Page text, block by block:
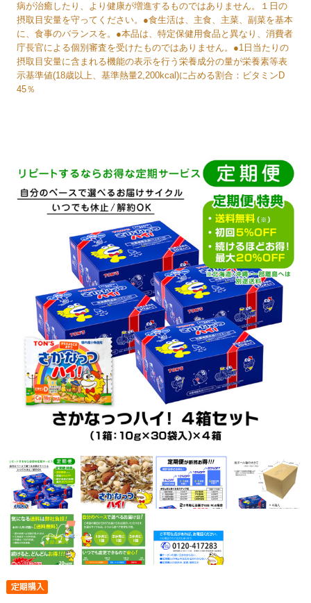
病が治癒したり、より健康が増進するものではありません。１日の
摂取目安量を守ってください。●食生活は、主食、主菜、副菜を基本
に、食事のバランスを。●本品は、特定保健用食品と異なり、消費者
庁長官による個別審査を受けたものではありません。●1日当たりの
摂取目安量に含まれる機能の表示を行う栄養成分の量が栄養素等表
示基準値(18歳以上、基準熱量2,200kcal)に占める割合：ビタミンD
45％